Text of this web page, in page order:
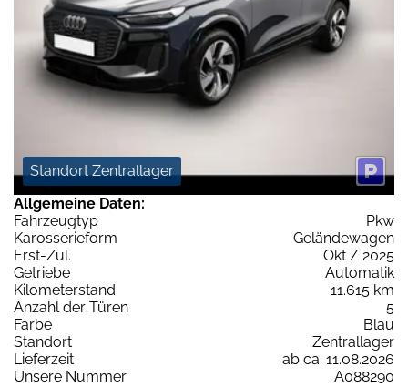
Standort Zentrallager
Allgemeine Daten:
Fahrzeugtyp
Pkw
Karosserieform
Geländewagen
Erst-Zul.
Okt / 2025
Getriebe
Automatik
Kilometerstand
11.615 km
Anzahl der Türen
5
Farbe
Blau
Standort
Zentrallager
Lieferzeit
ab ca. 11.08.2026
Unsere Nummer
A088290